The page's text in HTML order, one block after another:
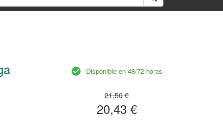
Disponible en 48/72 horas
21,50 €
20,43 €